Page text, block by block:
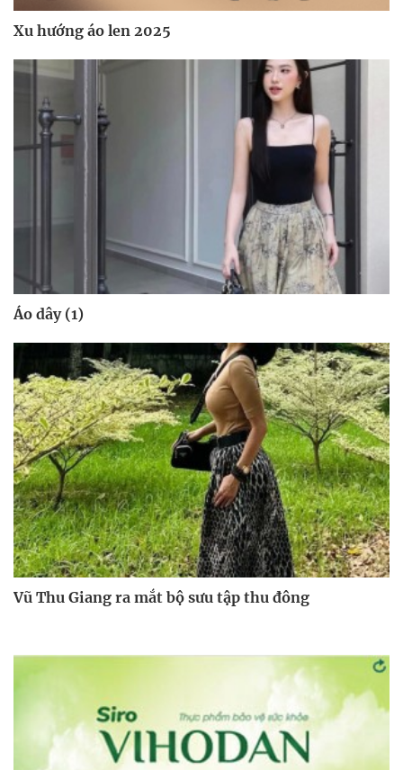
Xu hướng áo len 2025
Áo dây (1)
Vũ Thu Giang ra mắt bộ sưu tập thu đông